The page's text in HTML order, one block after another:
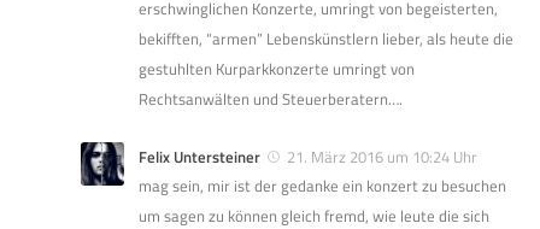
erschwinglichen Konzerte, umringt von begeisterten,
bekifften, “armen” Lebenskünstlern lieber, als heute die
gestuhlten Kurparkkonzerte umringt von
Rechtsanwälten und Steuerberatern….
Felix Untersteiner
21. März 2016 um 10:24 Uhr
mag sein, mir ist der gedanke ein konzert zu besuchen
um sagen zu können gleich fremd, wie leute die sich